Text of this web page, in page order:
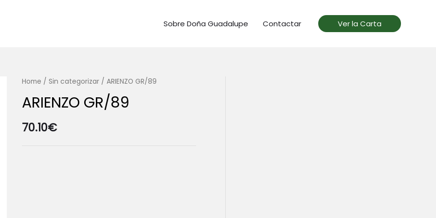
Sobre Doña Guadalupe Contactar Ver la Carta
Home / Sin categorizar/ ARIENZO GR/89
ARIENZO GR/89
70.10€